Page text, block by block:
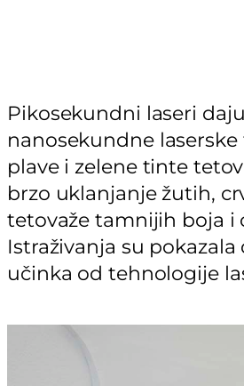
Pikosekundni laseri
nanosekundne
plave i zelene tinte
brzo uklanjanje žutih,
tetovaže tamnijih boja i
Istraživanja su
učinka od tehnologije